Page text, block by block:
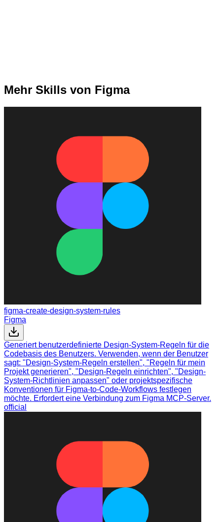
Mehr Skills von Figma
figma-create-design-system-rules
Figma
Generiert benutzerdefinierte Design-System-Regeln für die
Codebasis des Benutzers. Verwenden, wenn der Benutzer
sagt: "Design-System-Regeln erstellen", "Regeln für mein
Projekt generieren", "Design-Regeln einrichten", "Design-
System-Richtlinien anpassen" oder projektspezifische
Konventionen für Figma-to-Code-Workflows festlegen
möchte. Erfordert eine Verbindung zum Figma MCP-Server.
official